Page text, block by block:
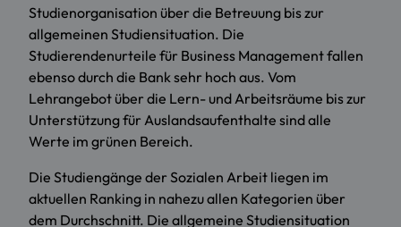
Studienorganisation über die Betreuung bis zur
allgemeinen Studiensituation. Die
Studierendenurteile für Business Management fallen
ebenso durch die Bank sehr hoch aus. Vom
Lehrangebot über die Lern- und Arbeitsräume bis zur
Unterstützung für Auslandsaufenthalte sind alle
Werte im grünen Bereich.
Die Studiengänge der Sozialen Arbeit liegen im
aktuellen Ranking in nahezu allen Kategorien über
dem Durchschnitt. Die allgemeine Studiensituation